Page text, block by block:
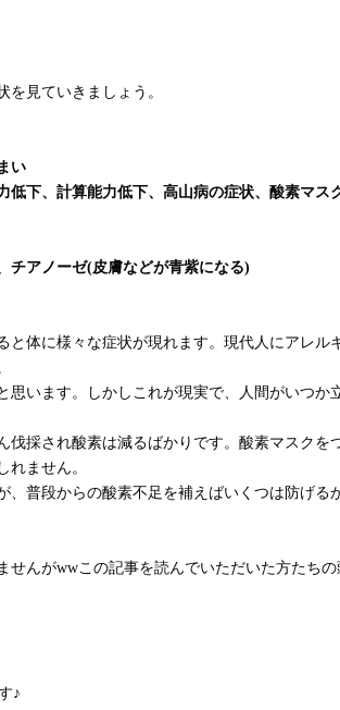
を見ていきましょう。
い
下、計算能力低下、高山病の症状、酸素マス
チアノーゼ(皮膚などが青紫になる)
と体に様々な症状が現れます。現代人にアレル
思います。しかしこれが現実で、人間がいつか
伐採され酸素は減るばかりです。酸素マスクを
れません。
普段からの酸素不足を補えばいくつは防げる
せんがwwこの記事を読んでいただいた方たち
♪